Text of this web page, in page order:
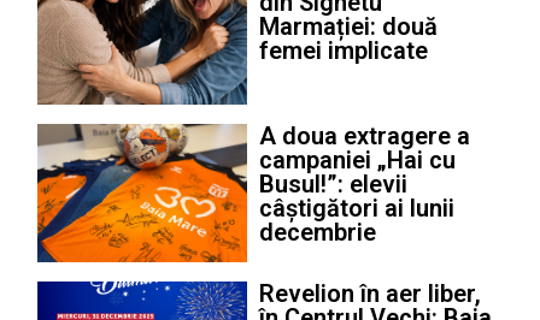
Marmației: două
femei implicate
A doua extragere a
campaniei „Hai cu
Busul!”: elevii
câștigători ai lunii
decembrie
Revelion în aer liber,